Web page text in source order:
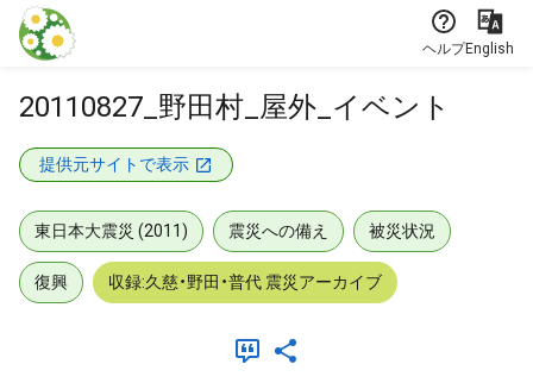
本文に飛ぶ
ヘルプEnglish
20110827_野田村_屋外_イベント
提供元サイトで表示
東日本大震災 (2011) 震災への備え 被災状況
復興 収録:久慈・野田・普代 震災アーカイブ